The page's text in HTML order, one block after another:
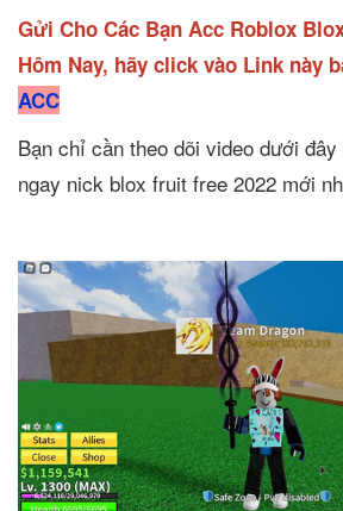
Gửi Cho Các Bạn Acc Roblox
Hôm Nay, hãy click vào Link này
ACC
Bạn chỉ cần theo dõi video dưới
ngay nick blox fruit free 2022 mới